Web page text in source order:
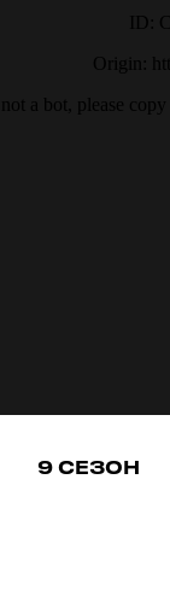
9 СЕЗОН